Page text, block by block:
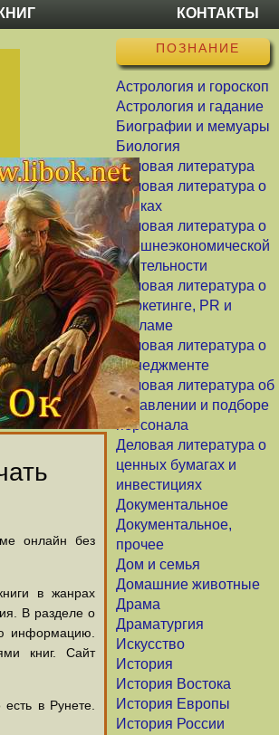
КОНТАКТЫ
ПОЗНАНИЕ
Астрология и гороскоп
Астрология и гадание
Биографии и мемуары
Биология
Деловая литература
Деловая литература о
банках
Деловая литература о
внешнеэкономической
деятельности
Деловая литература о
маркетинге, PR и
рекламе
Деловая литература о
менеджменте
Деловая литература об
управлении и подборе
персонала
Деловая литература о
ценных бумагах и
инвестициях
Документальное
Документальное,
прочее
Дом и семья
Домашние животные
Драма
Драматургия
Искусство
История
История Востока
История Европы
История России
онлайн без
в жанрах
В разделе о
информацию.
книг. Сайт
в Рунете.